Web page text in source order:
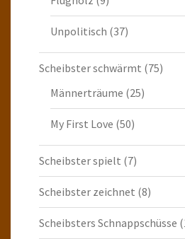
Unpolitisch (37)
Scheibster schwärmt (75)
Männerträume (25)
My First Love (50)
Scheibster spielt (7)
Scheibster zeichnet (8)
Scheibsters Schnappschüsse